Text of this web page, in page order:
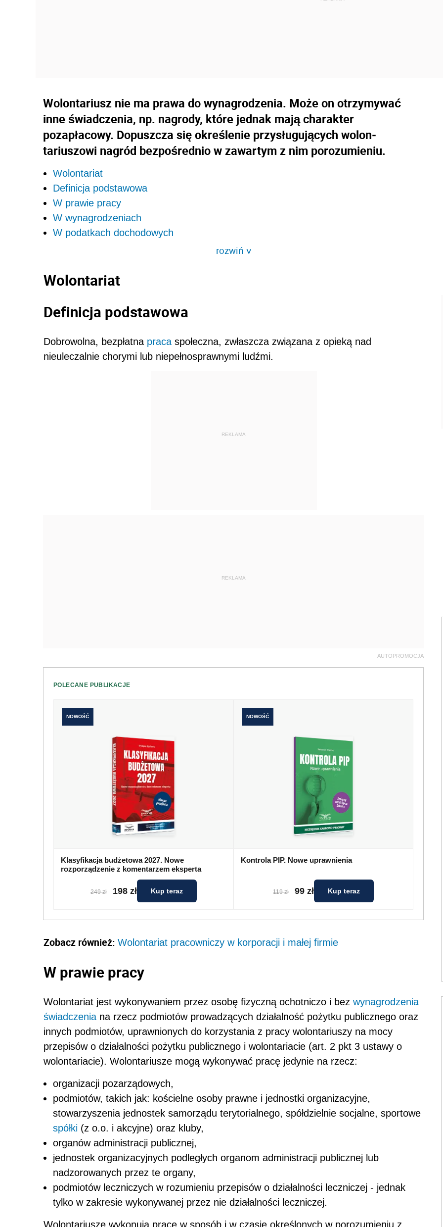
Wolontariusz nie ma prawa do wynagrodzenia. Może on otrzymywać
inne świadczenia, np. nagro­dy, które jednak mają charakter
pozapłacowy. Dopuszcza się określenie przysługujących wolon­
tariuszowi nagród bezpośrednio w zawartym z nim porozumieniu.
Wolontariat
Definicja podstawowa
W prawie pracy
W wynagrodzeniach
W podatkach dochodowych
rozwiń>
Wolontariat
Definicja podstawowa
Dobrowolna, bezpłatna praca społeczna, zwłasz­cza związana z opieką nad
nieuleczalnie chorymi lub niepełnosprawnymi ludźmi.
REKLAMA
REKLAMA
AUTOPROMOCJA
POLECANE PUBLIKACJE
NOWOŚĆ
Klasyfikacja budżetowa 2027. Nowe
rozporządzenie z komentarzem eksperta
249 zł 198 zł Kup teraz
NOWOŚĆ
Kontrola PIP. Nowe uprawnienia
119 zł 99 zł Kup teraz
Zobacz również:Wolontariat pracowniczy w korporacji i małej firmie
W prawie pracy
Wolontariat jest wykonywaniem przez osobę fizycz­ną ochotniczo i bezwynagrodzenia
świadczenia na rzecz podmiotów prowadzących działalność pożyt­ku publicznego oraz
innych podmiotów, upraw­nionych do korzystania z pracy wolontariuszy na mocy
przepisów o działalności pożytku publiczne­go i wolontariacie (art. 2 pkt 3 ustawy o
wolontaria­cie). Wolontariusze mogą wykonywać pracę jedy­nie na rzecz:
organizacji pozarządowych,
podmiotów, takich jak: kościelne osoby prawne i jednostki organizacyjne,
stowarzyszenia jedno­stek samorządu terytorialnego, spółdzielnie socjal­ne, sportowe
spółki (z o.o. i akcyjne) oraz kluby,
organów administracji publicznej,
jednostek organizacyjnych podległych orga­nom administracji publicznej lub
nadzorowa­nych przez te organy,
podmiotów leczniczych w rozumieniu przepisów o działalności leczniczej - jednak
tylko w zakre­sie wykonywanej przez nie działalności leczniczej.
Wolontariusze wykonują pracę w sposób i w cza­sie określonych w porozumieniu z